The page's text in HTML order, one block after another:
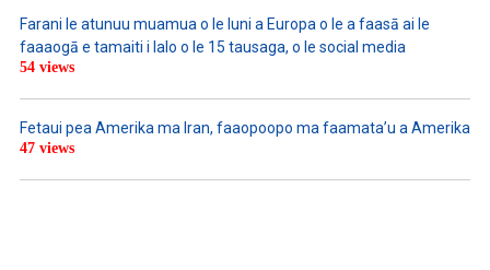
Farani le atunuu muamua o le Iuni a Europa o le a faasā ai le
faaaogā e tamaiti i lalo o le 15 tausaga, o le social media
54 views
Fetaui pea Amerika ma Iran, faaopoopo ma faamata’u a Amerika
47 views